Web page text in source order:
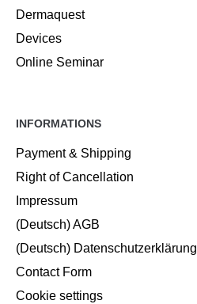
Dermaquest
Devices
Online Seminar
INFORMATIONS
Payment & Shipping
Right of Cancellation
Impressum
(Deutsch) AGB
(Deutsch) Datenschutzerklärung
Contact Form
Cookie settings